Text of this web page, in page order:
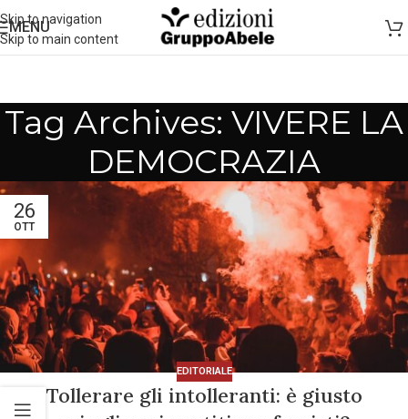
Skip to navigation
Skip to main content
MENU
Tag Archives: VIVERE LA
DEMOCRAZIA
26
OTT
EDITORIALE
Tollerare gli intolleranti: è giusto